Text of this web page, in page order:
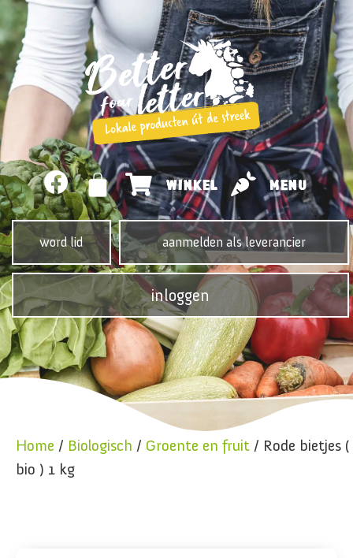
WINKEL MENU
word lid aanmelden als leverancier
inloggen
Home / Biologisch / Groente en fruit / Rode bietjes (
bio ) 1 kg